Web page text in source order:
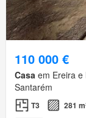
110 000 €
Casa em Ereira e
Santarém
T3 281